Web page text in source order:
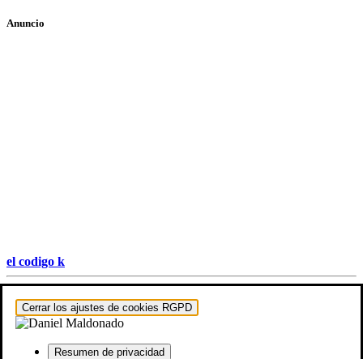
Anuncio
el codigo k
Hestia | Desarrollado porThemeIsle
Cerrar los ajustes de cookies RGPD
Resumen de privacidad